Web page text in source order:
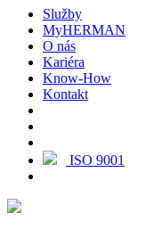
Služby
MyHERMAN
O nás
Kariéra
Know-How
Kontakt
ISO 9001